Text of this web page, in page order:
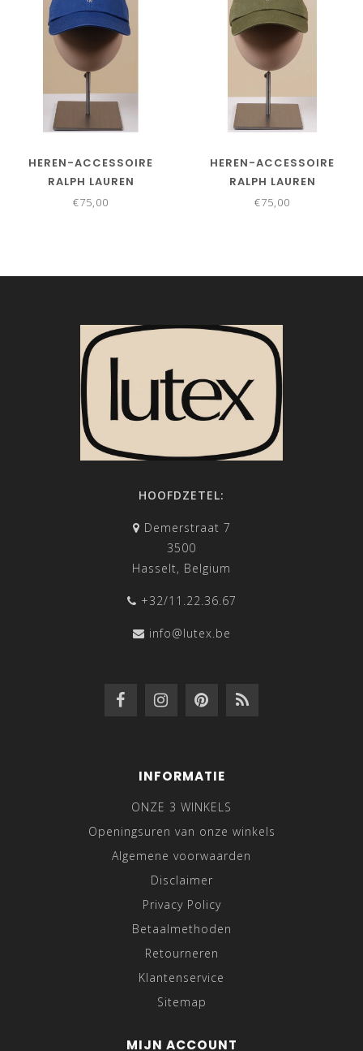
HEREN-ACCESSOIRE
RALPH LAUREN
€75,00
HEREN-ACCESSOIRE
RALPH LAUREN
€75,00
HOOFDZETEL:
Demerstraat 7
3500
Hasselt, Belgium
+32/11.22.36.67
info@lutex.be
INFORMATIE
ONZE 3 WINKELS
Openingsuren van onze winkels
Algemene voorwaarden
Disclaimer
Privacy Policy
Betaalmethoden
Retourneren
Klantenservice
Sitemap
MIJN ACCOUNT